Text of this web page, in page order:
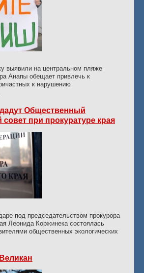
выявили на центральном пляже
Анапы обещает привлечь к
к нарушению
Общественный
совет при прокуратуре края
под председательством прокурора
Леонида Коржинека состоялась
общественных экологических